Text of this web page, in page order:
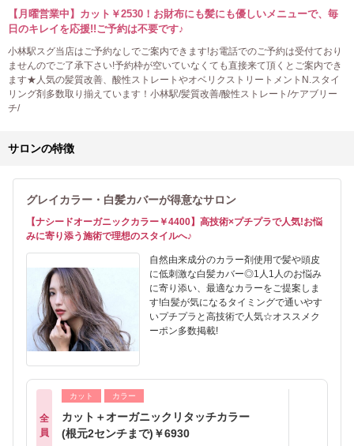
【月曜営業中】カット￥2530！お財布にも髪にも優しいメニューで、毎
日のキレイを応援!!ご予約は不要です♪
小林駅スグ当店はご予約なしでご案内できます!お電話でのご予約は受付ており
ませんのでご了承下さい!予約枠が空いていなくても直接来て頂くとご案内でき
ます★人気の髪質改善、酸性ストレートやオベリクストリートメントN.スタイ
リング剤多数取り揃えています！小林駅/髪質改善/酸性ストレート/ケアブリー
チ/
サロンの特徴
グレイカラー・白髪カバーが得意なサロン
【ナシードオーガニックカラー￥4400】高技術×プチプラで人気!お悩
みに寄り添う施術で理想のスタイルへ♪
自然由来成分のカラー剤使用で髪や頭皮
に低刺激な白髪カバー◎1人1人のお悩み
に寄り添い、最適なカラーをご提案しま
す!白髪が気になるタイミングで通いやす
いプチプラと高技術で人気☆オススメク
ーポン多数掲載!
全
員
カット カラー
カット＋オーガニックリタッチカラー
(根元2センチまで)￥6930